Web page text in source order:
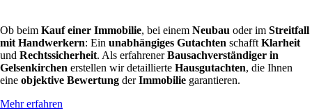
Ob beim Kauf einer Immobilie, bei einem Neubau oder im Streitfall
mit Handwerkern: Ein unabhängiges Gutachten schafft Klarheit
und Rechtssicherheit. Als erfahrenerBausachverständiger in
Gelsenkirchen erstellen wir detaillierte Hausgutachten, die Ihnen
eine objektive Bewertung derImmobilie garantieren.
Mehr erfahren